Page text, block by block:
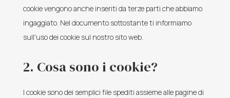
cookie vengono anche inseriti da terze parti che abbiamo
ingaggiato. Nel documento sottostante ti informiamo
sull'uso dei cookie sul nostro sito web.
2. Cosa sono i cookie?
I cookie sono dei semplici file spediti assieme alle pagine di